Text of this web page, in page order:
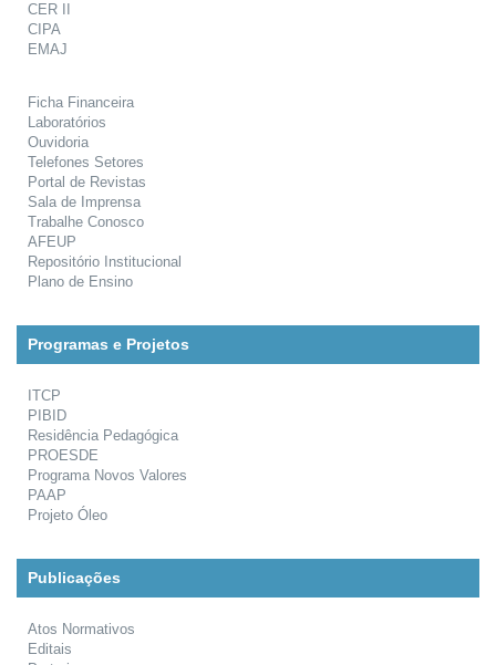
CER II
CIPA
EMAJ
Ficha Financeira
Laboratórios
Ouvidoria
Telefones Setores
Portal de Revistas
Sala de Imprensa
Trabalhe Conosco
AFEUP
Repositório Institucional
Plano de Ensino
Programas e Projetos
ITCP
PIBID
Residência Pedagógica
PROESDE
Programa Novos Valores
PAAP
Projeto Óleo
Publicações
Atos Normativos
Editais